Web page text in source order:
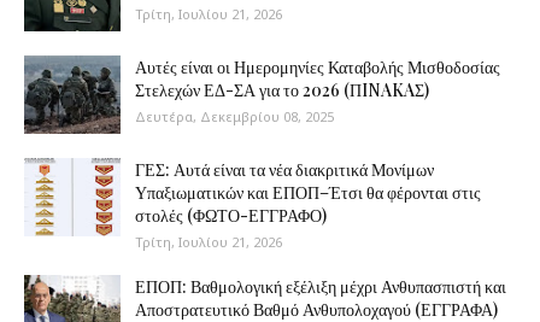
Τρίτη, Ιουλίου 21, 2026
Αυτές είναι οι Ημερομηνίες Καταβολής Μισθοδοσίας
Στελεχών ΕΔ-ΣΑ για το 2026 (ΠINAKAΣ)
Δευτέρα, Δεκεμβρίου 08, 2025
ΓΕΣ: Αυτά είναι τα νέα διακριτικά Μονίμων
Υπαξιωματικών και ΕΠΟΠ–Έτσι θα φέρονται στις
στολές (ΦΩΤΟ-ΕΓΓΡΑΦΟ)
Τρίτη, Ιουλίου 21, 2026
ΕΠΟΠ: Βαθμολογική εξέλιξη μέχρι Ανθυπασπιστή και
Αποστρατευτικό Βαθμό Ανθυπολοχαγού (ΕΓΓΡΑΦΑ)